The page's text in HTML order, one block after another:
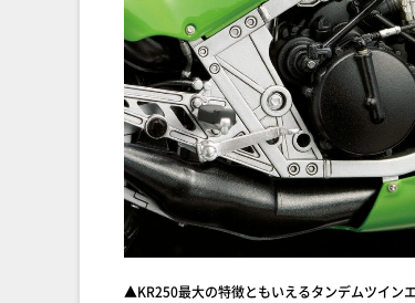
▲KR250最大の特徴ともいえるタンデムツイン